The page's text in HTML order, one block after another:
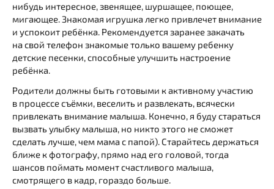
нибудь интересное, звенящее, шуршащее, поющее,
мигающее. Знакомая игрушка легко привлечет внимание
и успокоит ребёнка. Рекомендуется заранее закачать
на свой телефон знакомые только вашему ребенку
детские песенки, способные улучшить настроение
ребёнка.
Родители должны быть готовыми к активному участию
в процессе съёмки, веселить и развлекать, всячески
привлекать внимание малыша. Конечно, я буду стараться
вызвать улыбку малыша, но никто этого не сможет
сделать лучше, чем мама с папой). Старайтесь держаться
ближе к фотографу, прямо над его головой, тогда
шансов поймать момент счастливого малыша,
смотрящего в кадр, гораздо больше.